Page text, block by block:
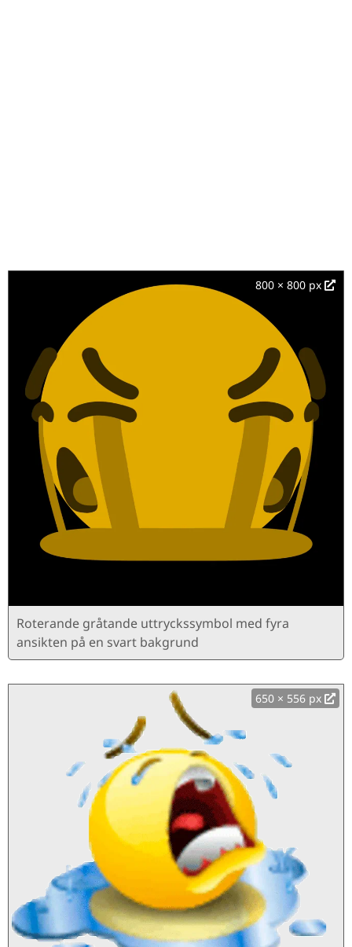
800 × 800 px
Roterande gråtande uttryckssymbol med fyra
ansikten på en svart bakgrund
650 × 556 px